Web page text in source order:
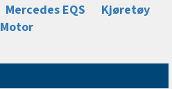
Mercedes EQS
Kjøretøy
Motor